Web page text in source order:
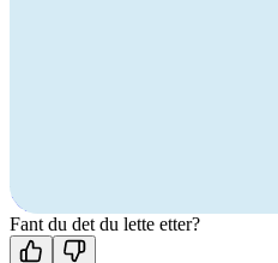
Kontakt oss
Fant du det du lette etter?